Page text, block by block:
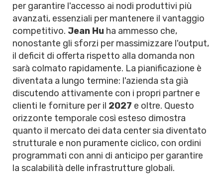
per garantire l'accesso ai nodi produttivi più
avanzati, essenziali per mantenere il vantaggio
competitivo. Jean Hu ha ammesso che,
nonostante gli sforzi per massimizzare l'output,
il deficit di offerta rispetto alla domanda non
sarà colmato rapidamente. La pianificazione è
diventata a lungo termine: l'azienda sta già
discutendo attivamente con i propri partner e
clienti le forniture per il 2027 e oltre. Questo
orizzonte temporale così esteso dimostra
quanto il mercato dei data center sia diventato
strutturale e non puramente ciclico, con ordini
programmati con anni di anticipo per garantire
la scalabilità delle infrastrutture globali.